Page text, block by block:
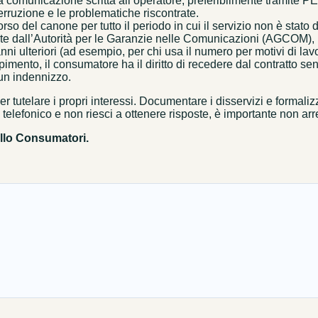
e le problematiche riscontrate.
del canone per tutto il periodo in cui il servizio non è stato
dall’Autorità per le Garanzie nelle Comunicazioni
ulteriori (ad esempio, per chi usa il numero per motivi di
il consumatore ha il diritto di recedere dal contratto
indennizzo.
tutelare i propri interessi. Documentare i disservizi e
e non riesci a ottenere risposte, è importante non
Consumatori.